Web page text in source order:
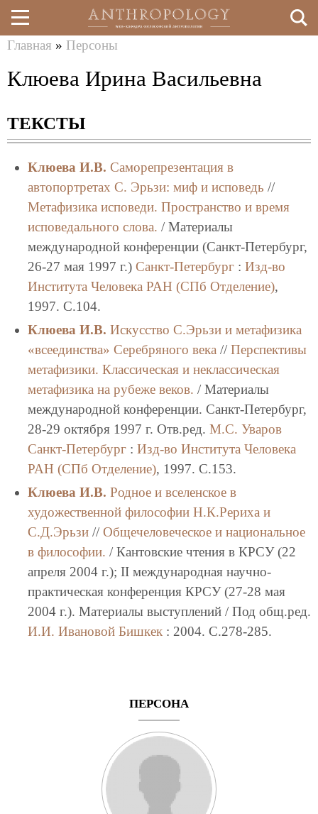
Перейти
к
содержанию
здесь
Главная » Персоны
Клюева Ирина Васильевна
ТЕКСТЫ
Клюева И.В. Саморепрезентация в
автопортретах С. Эрьзи: миф и исповедь //
Метафизика исповеди. Пространство и время
исповедального слова. / Материалы
международной конференции (Санкт-Петербург,
26-27 мая 1997 г.) Санкт-Петербург: Изд-во
Института Человека РАН (СПб Отделение),
1997. C.104.
Клюева И.В. Искусство С.Эрьзи и метафизика
«всеединства» Серебряного века// Перспективы
метафизики. Классическая и неклассическая
метафизика на рубеже веков. / Материалы
международной конференции. Санкт-Петербург,
28-29 октября 1997 г. Отв.ред. М.С. Уваров
Санкт-Петербург: Изд-во Института Человека
РАН (СПб Отделение), 1997. C.153.
Клюева И.В. Родное и вселенское в
художественной философии Н.К.Рериха и
С.Д.Эрьзи// Общечеловеческое и национальное
в философии. / Кантовские чтения в КРСУ (22
апреля 2004 г.); II международная научно-
практическая конференция КРСУ (27-28 мая
2004 г.). Материалы выступлений / Под общ.ред.
И.И. Ивановой Бишкек: 2004. C.278-285.
ПЕРСОНА